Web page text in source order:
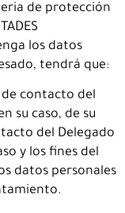
de protección
los datos
tendrá que:
contacto del
su caso, de su
del Delegado
y los fines del
datos personales